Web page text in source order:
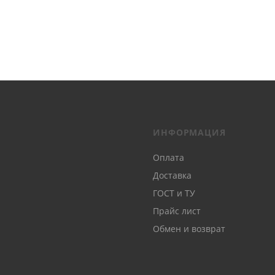
ИНФОРМАЦИЯ
Оплата
Доставка
ГОСТ и ТУ
Прайс лист
Обмен и возврат